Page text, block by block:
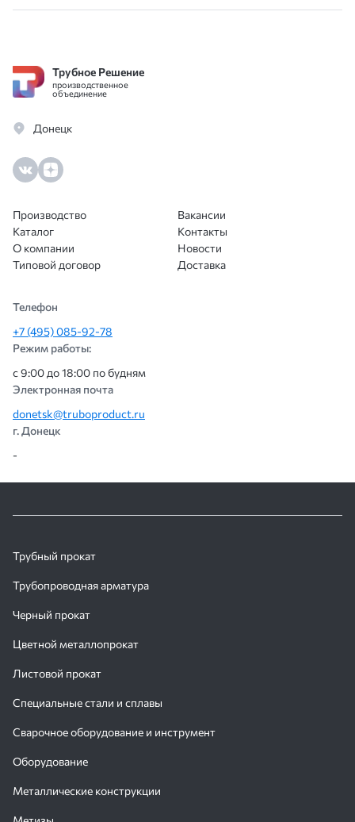
Трубное Решение
производственное
объединение
Донецк
Производство
Каталог
О компании
Типовой договор
Вакансии
Контакты
Новости
Доставка
Телефон
+7 (495) 085-92-78
Режим работы:
с 9:00 до 18:00 по будням
Электронная почта
donetsk@truboproduct.ru
г. Донецк
-
Трубный прокат
Трубопроводная арматура
Черный прокат
Цветной металлопрокат
Листовой прокат
Специальные стали и сплавы
Сварочное оборудование и инструмент
Оборудование
Металлические конструкции